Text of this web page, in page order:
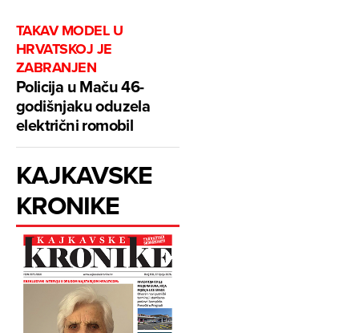
TAKAV MODEL U
HRVATSKOJ JE
ZABRANJEN
Policija u Maču 46-
godišnjaku oduzela
električni romobil
KAJKAVSKE
KRONIKE